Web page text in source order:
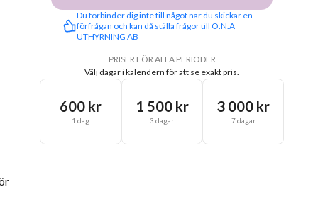
Du förbinder dig inte till något när du skickar en
förfrågan och kan då ställa frågor till O.N.A
UTHYRNING AB
PRISER FÖR ALLA PERIODER
Välj dagar i kalendern för att se exakt pris.
600 kr
1 dag
1 500 kr
3 dagar
3 000 kr
7 dagar